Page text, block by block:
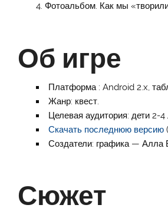
Фотоальбом. Как мы
Об игре
Платформа : Android 2.x,
Жанр: квест.
Целевая аудитория: дети 2-4
Скачать последнюю версию
Создатели: графика — Алла
Сюжет